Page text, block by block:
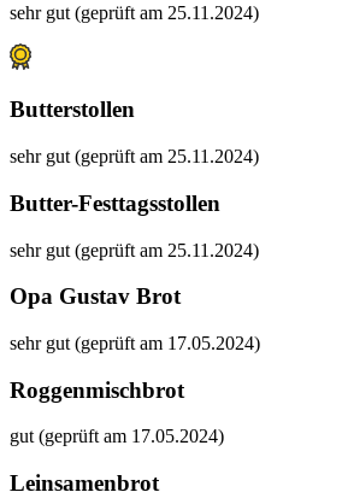
sehr gut (geprüft am 25.11.2024)
Butterstollen
sehr gut (geprüft am 25.11.2024)
Butter-Festtagsstollen
sehr gut (geprüft am 25.11.2024)
Opa Gustav Brot
sehr gut (geprüft am 17.05.2024)
Roggenmischbrot
gut (geprüft am 17.05.2024)
Leinsamenbrot